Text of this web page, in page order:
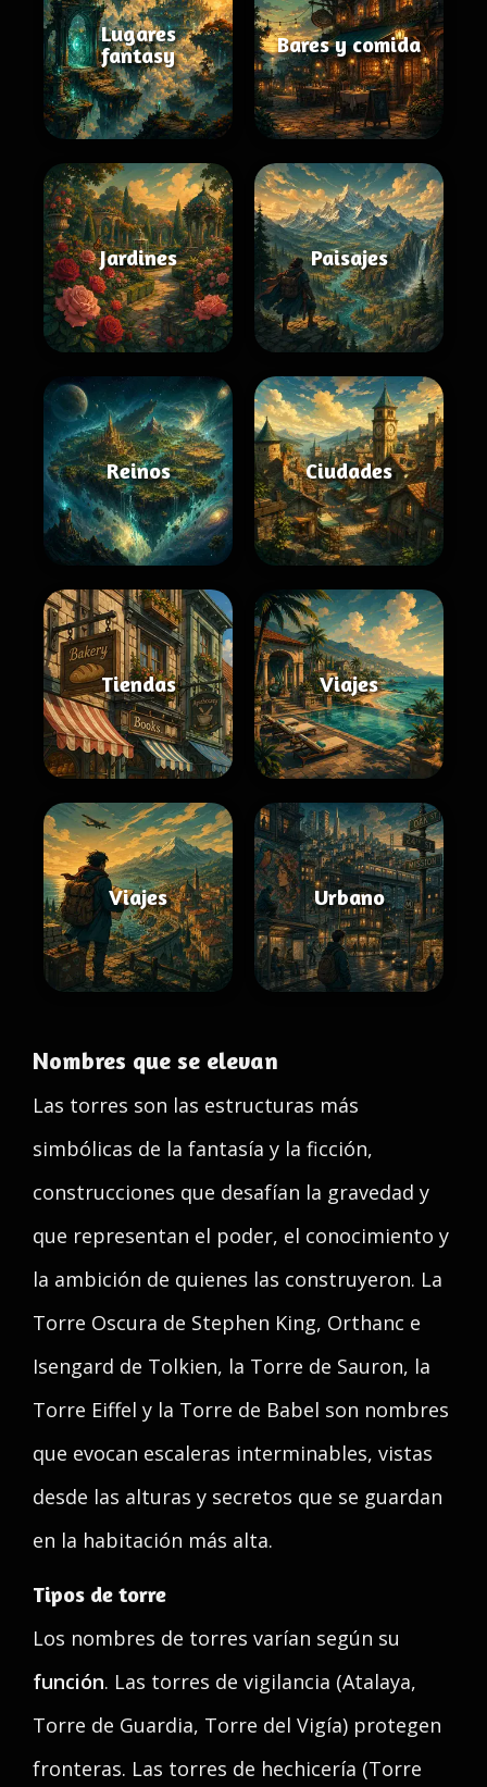
Lugares
fantasy
Bares y comida
Jardines Paisajes
Reinos Ciudades
Tiendas Viajes
Viajes Urbano
Nombres que se elevan
Las torres son las estructuras más
simbólicas de la fantasía y la ficción,
construcciones que desafían la gravedad y
que representan el poder, el conocimiento y
la ambición de quienes las construyeron. La
Torre Oscura de Stephen King, Orthanc e
Isengard de Tolkien, la Torre de Sauron, la
Torre Eiffel y la Torre de Babel son nombres
que evocan escaleras interminables, vistas
desde las alturas y secretos que se guardan
en la habitación más alta.
Tipos de torre
Los nombres de torres varían según su
función. Las torres de vigilancia (Atalaya,
Torre de Guardia, Torre del Vigía) protegen
fronteras. Las torres de hechicería (Torre